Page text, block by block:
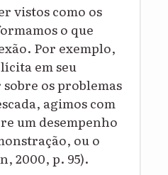
vistos como os
o que
Por exemplo,
em seu
os problemas
agimos com
um desempenho
ou o
2000, p. 95).